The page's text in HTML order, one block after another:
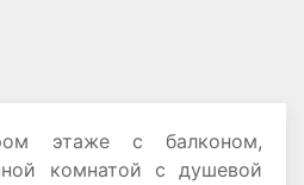
этаже с балконом,
комнатой с душевой